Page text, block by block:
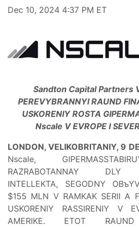
Dec 10, 2024 4:37 PM ET
Sandton Capital Partners
PEREVYBRANNYI RAUND
USKORENIY ROSTA
Nscale V EVROPE I
LONDON, VELIKOBRITANIY, 9
Nscale,
RAZRABOTANNAY DLY
INTELLEKTA, SEGODNY
$155 MLN V RAMKAK SERII A
USKORENIY RASSIRENIY V
AMERIKE. ETOT RAUND